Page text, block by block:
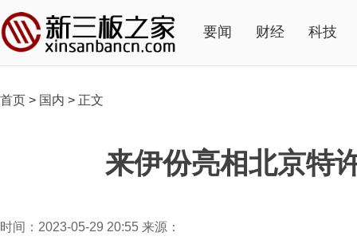
要闻 财经 科技
首页 > 国内 > 正文
来伊份亮相北京特
时间：2023-05-29 20:55 来源：